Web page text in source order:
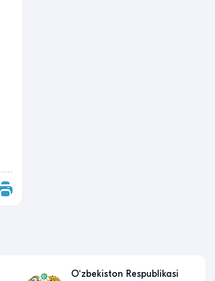
Oʻzbekiston Respublikasi